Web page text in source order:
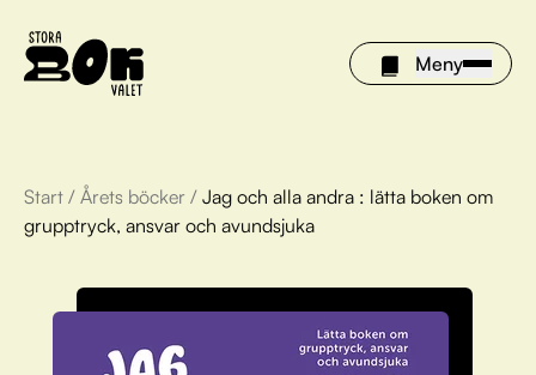
Meny
Årets böcker
Om Stora bokvalet
Olivia tipsar
Start / Årets böcker / Jag och alla andra : lätta boken om
grupptryck, ansvar och avundsjuka